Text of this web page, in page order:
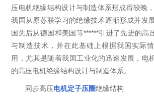
压电机绝缘结构设计与制造体系形成得较晚
我国从原苏联学习的绝缘技术逐渐形成并发
国先后从德国和美国等******引进了先进的高
与制造技术，并在此基础上根据我国实际
用，尤其是随着我国工业化的迅速发展，电
的高压电机绝缘结构设计与制造体系。
同步高压电机定子压圈绝缘结构